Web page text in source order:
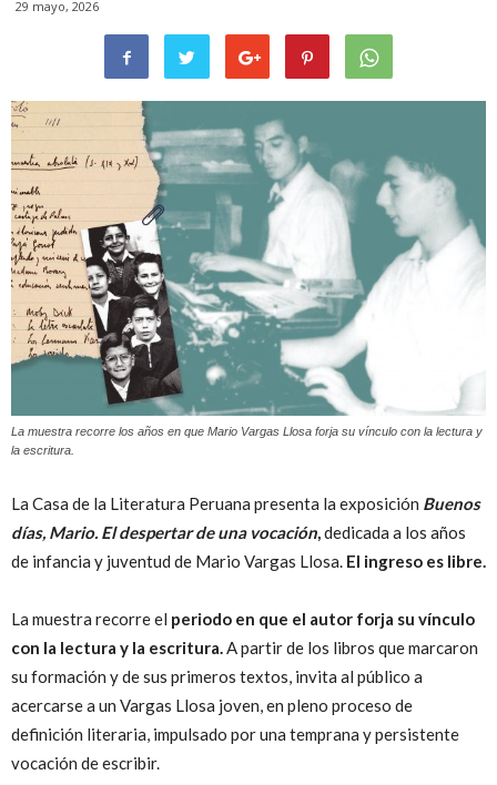
Literatura
Peruana
29 mayo, 2026
La muestra recorre los años en que Mario Vargas Llosa forja su vínculo con la lectura y
la escritura.
La Casa de la Literatura Peruana presenta la exposición Buenos
días, Mario. El despertar de una vocación dedicada a los años
de infancia y juventud de Mario Vargas Llosa. El ingreso es libre.
La muestra recorre el periodo en que el autor forja su vínculo
con la lectura y la escritura. A partir de los libros que marcaron
su formación y de sus primeros textos, invita al público a
acercarse a un Vargas Llosa joven, en pleno proceso de
definición literaria, impulsado por una temprana y persistente
vocación de escribir.